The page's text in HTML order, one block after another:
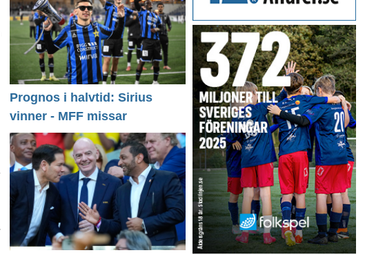
Prognos i halvtid: Sirius
vinner - MFF missar